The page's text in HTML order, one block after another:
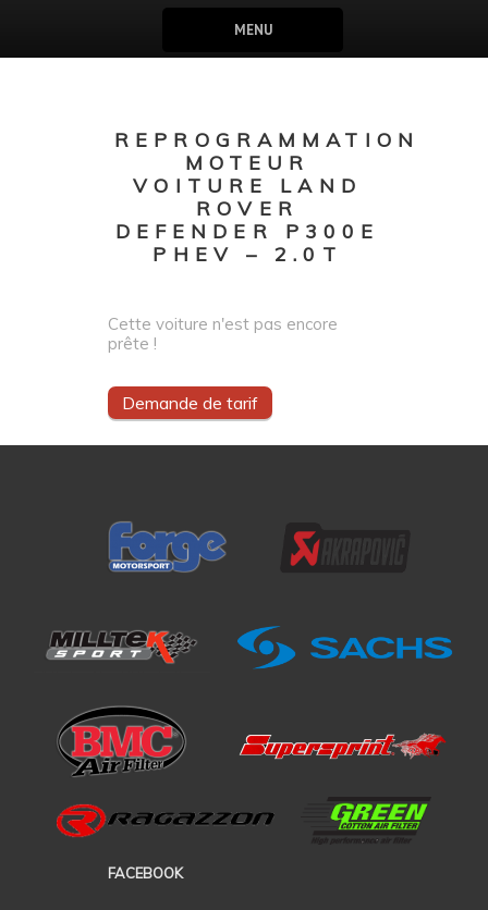
MENU
REPROGRAMMATION
MOTEUR
VOITURE LAND
ROVER
DEFENDER P300E
PHEV – 2.0T
Cette voiture n'est pas encore
prête !
Demande de tarif
FACEBOOK